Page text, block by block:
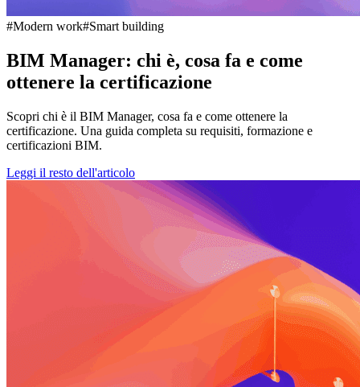
#Modern work#Smart building
BIM Manager: chi è, cosa fa e come
ottenere la certificazione
Scopri chi è il BIM Manager, cosa fa e come ottenere la
certificazione. Una guida completa su requisiti, formazione e
certificazioni BIM.
Leggi il resto dell'articolo